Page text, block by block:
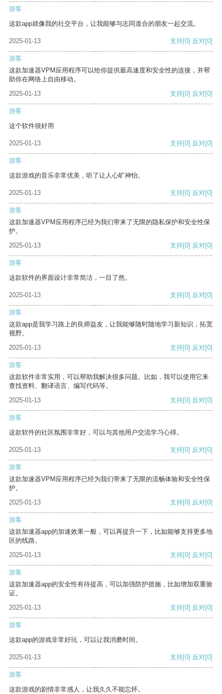
游客
这款app就像我的社交平台，让我能够与志同道合的朋友一起交流。
2025-01-13 支持[0] 反对[0]
游客
这款加速器VPM应用程序可以给你提供最高速度和安全性的连接，并帮
助你在网络上自由移动。
2025-01-13
支持[0] 反对[0]
游客
这个软件很好用
2025-01-13 支持[0] 反对[0]
游客
这款游戏的音乐非常优美，听了让人心旷神怡。
2025-01-13 支持[0] 反对[0]
游客
这款加速器VPM应用程序已经为我们带来了无限的隐私保护和安全性保
护。
2025-01-13
支持[0] 反对[0]
游客
这款软件的界面设计非常简洁，一目了然。
2025-01-13 支持[0] 反对[0]
游客
这款app是我学习路上的良师益友，让我能够随时随地学习新知识，拓宽
视野。
2025-01-13
支持[0] 反对[0]
游客
这款软件非常实用，可以帮助我解决很多问题。比如，我可以使用它来
查找资料、翻译语言、编写代码等。
2025-01-13
支持[0] 反对[0]
游客
这款软件的社区氛围非常好，可以与其他用户交流学习心得。
2025-01-13 支持[0] 反对[0]
游客
这款加速器VPM应用程序已经为我们带来了无限的流畅体验和安全性保
护。
2025-01-13
支持[0] 反对[0]
游客
这款加速器app的加速效果一般，可以再提升一下，比如能够支持更多地
区的线路。
2025-01-13
支持[0] 反对[0]
游客
这款加速器app的安全性有待提高，可以加强防护措施，比如增加双重验
证。
2025-01-13
支持[0] 反对[0]
游客
这款app的游戏非常好玩，可以让我消磨时间。
2025-01-13 支持[0] 反对[0]
游客
这款游戏的剧情非常感人，让我久久不能忘怀。